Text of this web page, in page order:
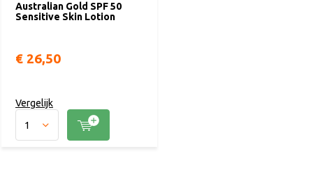
Australian Gold SPF 50
Sensitive Skin Lotion
€ 26,50
Vergelijk